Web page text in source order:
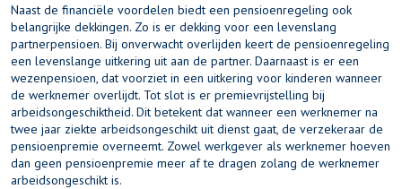
Naast de financiële voordelen biedt een pensioenregeling ook
belangrijke dekkingen. Zo is er dekking voor een levenslang
partnerpensioen. Bij onverwacht overlijden keert de pensioenregeling
een levenslange uitkering uit aan de partner. Daarnaast is er een
wezenpensioen, dat voorziet in een uitkering voor kinderen wanneer
de werknemer overlijdt. Tot slot is er premievrijstelling bij
arbeidsongeschiktheid. Dit betekent dat wanneer een werknemer na
twee jaar ziekte arbeidsongeschikt uit dienst gaat, de verzekeraar de
pensioenpremie overneemt. Zowel werkgever als werknemer hoeven
dan geen pensioenpremie meer af te dragen zolang de werknemer
arbeidsongeschikt is.